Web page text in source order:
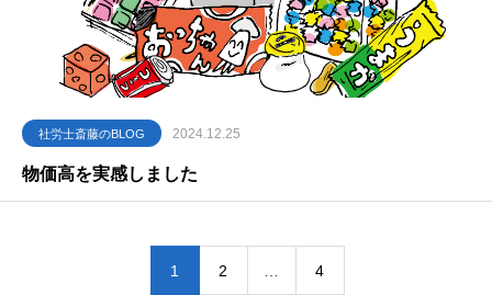
社労士斎藤のBLOG 2024.12.25
物価高を実感しました
1 2 4